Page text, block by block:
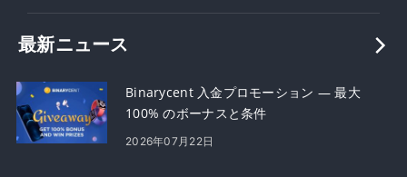
最新ニュース
Binarycent 入金プロモーション — 最大
100% のボーナスと条件
2026年07月22日